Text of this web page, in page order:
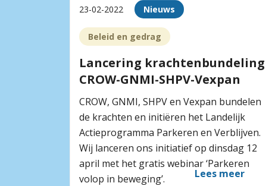
23-02-2022 Nieuws
Beleid en gedrag
Lancering krachtenbundeling
CROW-GNMI-SHPV-Vexpan
CROW, GNMI, SHPV en Vexpan bundelen
de krachten en initiëren het Landelijk
Actieprogramma Parkeren en Verblijven.
Wij lanceren ons initiatief op dinsdag 12
april met het gratis webinar ‘Parkeren
volop in beweging’.
Lees meer